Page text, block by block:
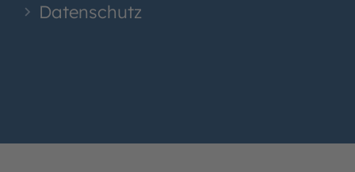
Datenschutz